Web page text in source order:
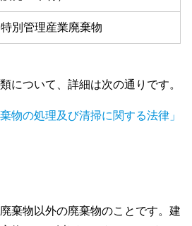
特別管理産業廃棄物
について、詳細は次の通りです。
物の処理及び清掃に関する法律」
棄物以外の廃棄物のことです。建